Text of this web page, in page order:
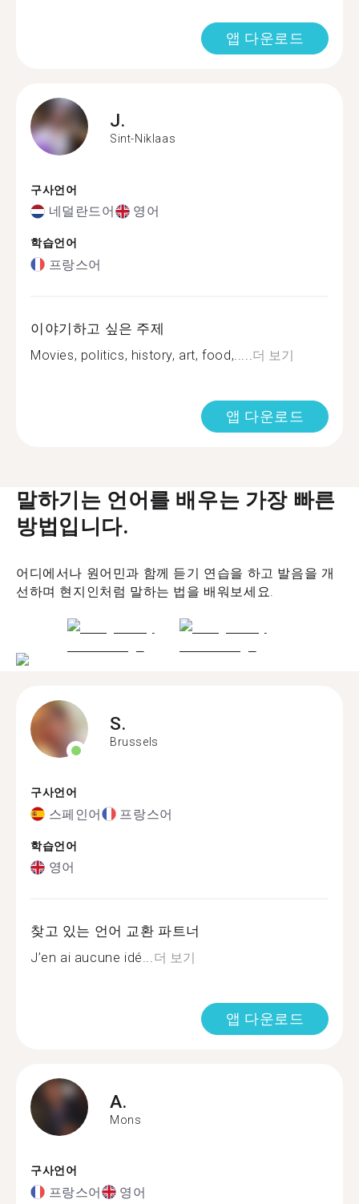
앱 다운로드
J.
Sint-Niklaas
구사언어
네덜란드어 영어
학습언어
프랑스어
이야기하고 싶은 주제
Movies, politics, history, art, food,..... 더 보기
앱 다운로드
말하기는 언어를 배우는 가장 빠른
방법입니다.
어디에서나 원어민과 함께 듣기 연습을 하고 발음을 개
선하며 현지인처럼 말하는 법을 배워보세요.
S.
Brussels
구사언어
스페인어 프랑스어
학습언어
영어
찾고 있는 언어 교환 파트너
J’en ai aucune idé...더 보기
앱 다운로드
A.
Mons
구사언어
프랑스어 영어